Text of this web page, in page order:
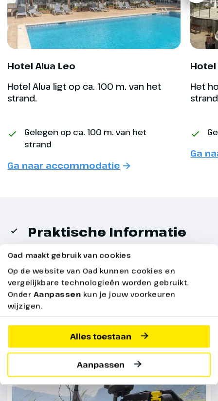
Oad maakt gebruik van cookies
Op de website van Oad kunnen cookies en
vergelijkbare technologieën worden gebruikt.
Onder Aanpassen kun je jouw voorkeuren
wijzigen.
Alles toestaan
Aanpassen
Dag 4
druipsteengrotten en in de
de Arabische invloeden en zie je
dat Mallorca zijn authenticiteit
Porto Cristo – Ca’n Picafort
69 km
Hotel Alua Leo
Hotel Alua ligt op ca. 100 m. van het
strand.
Gelegen op ca. 100 m. van het
strand
Ga naar accommodatie
Hotel
Het
strand
Ga
Praktische Informatie
Bekijk hieronder alle praktische informatie over
jouw reis
De volledige reis